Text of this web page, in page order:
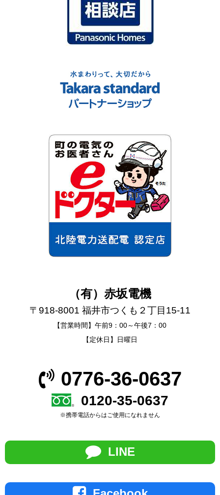
（有）赤坂電機
〒918-8001 福井市つくも２丁目15-11
【営業時間】午前9：00～午後7：00
【定休日】日曜日
0776-36-0637
0120-35-0637
※携帯電話からはご使用になれません
LINE